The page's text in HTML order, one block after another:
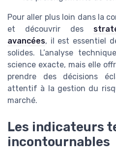
Pour aller plus loin dans la
et découvrir des
avancées, il est essentiel
solides. L’analyse
science exacte, mais elle
prendre des décisions
attentif à la gestion du
marché.
Les indicateurs
incontournables